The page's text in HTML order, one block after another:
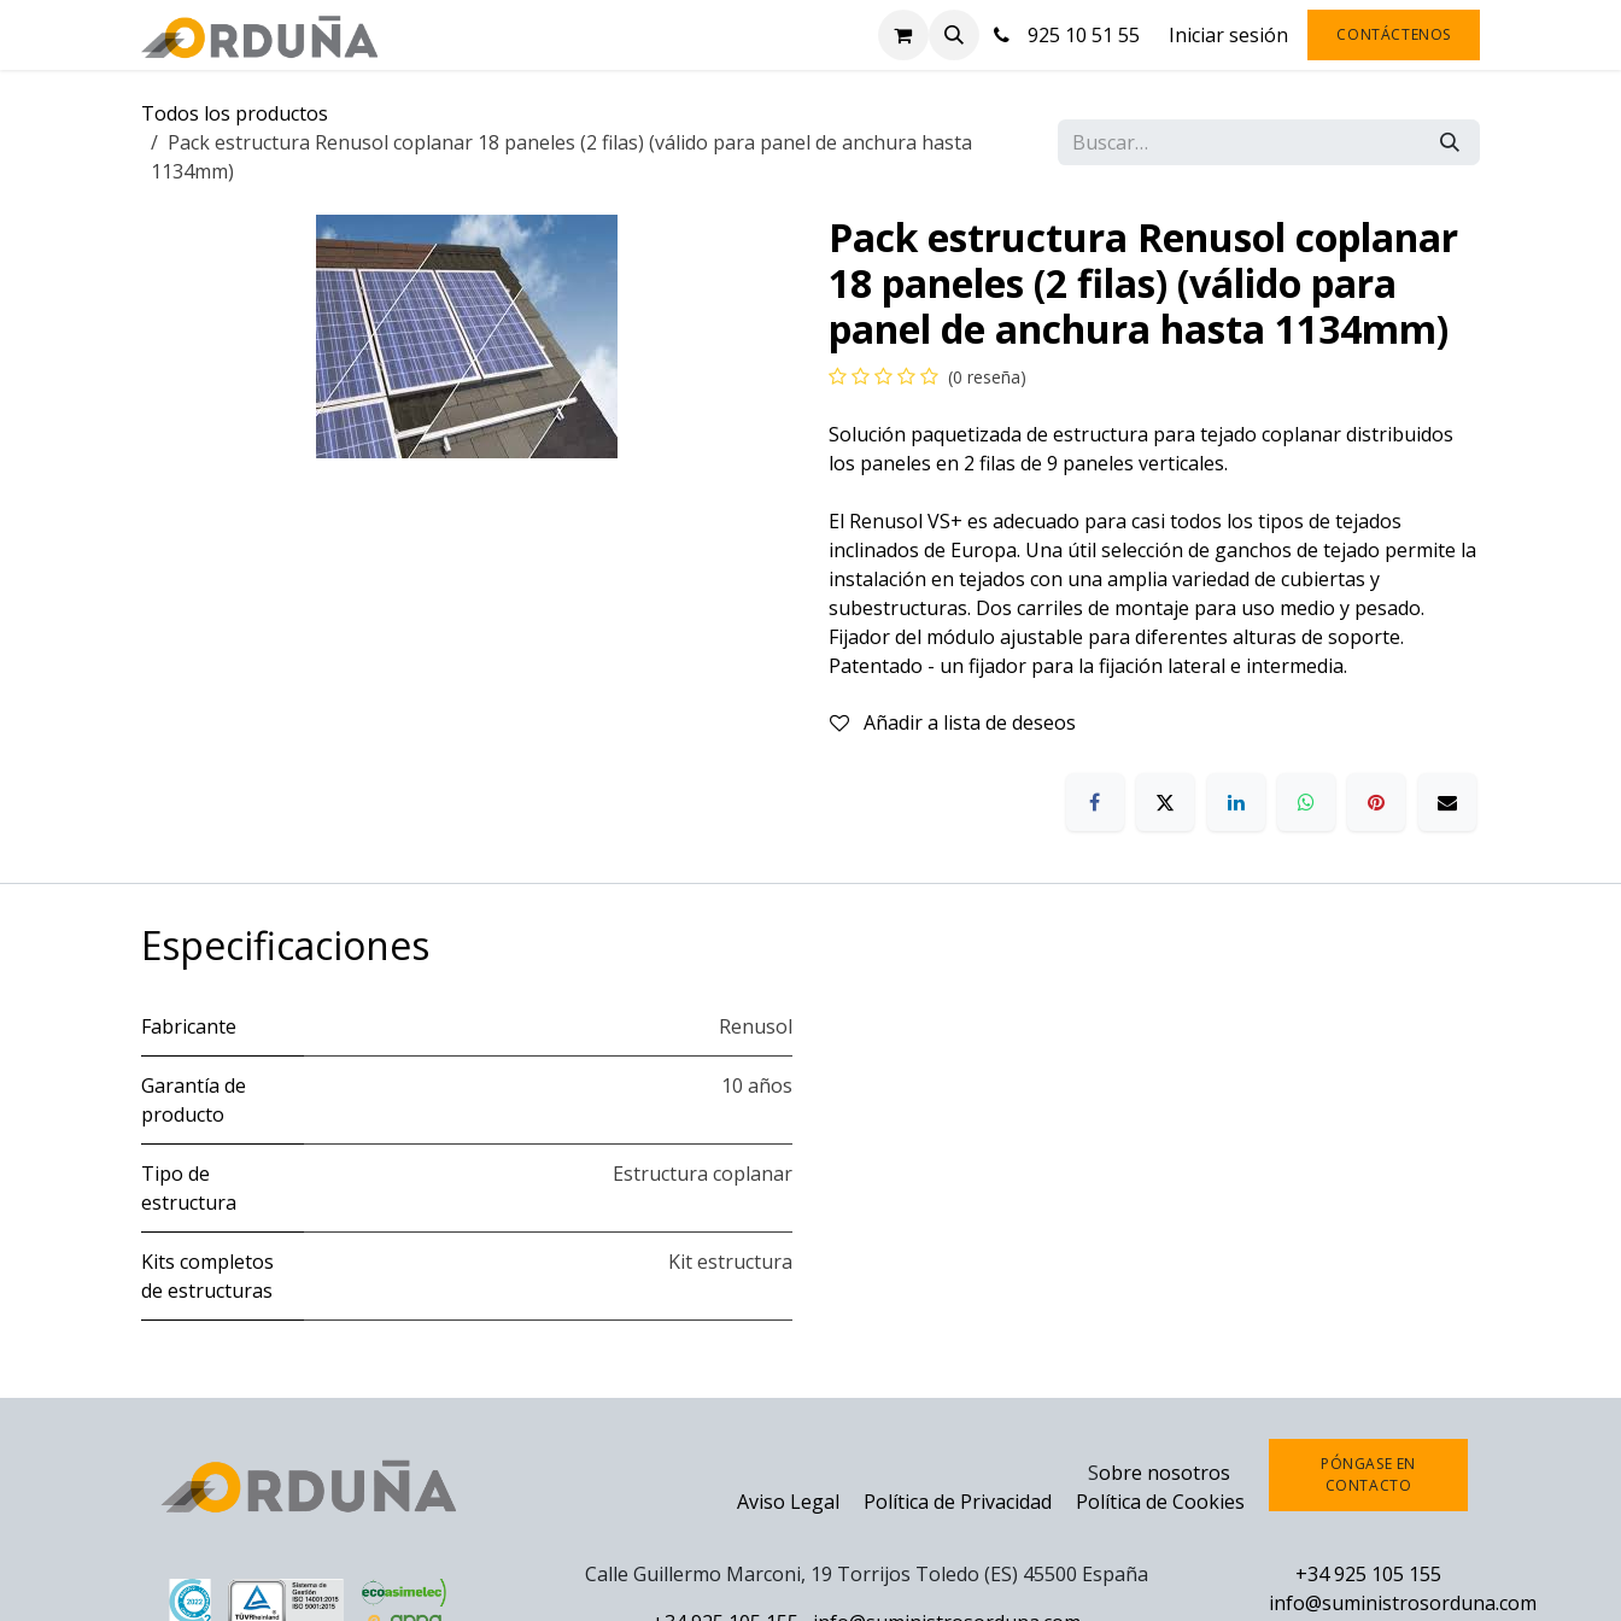
Blog Contacto925 10 51 55 Iniciar sesión CONTÁCTENOS
Todos los productos
Pack estructura Renusol coplanar 18 paneles (2 filas) (válido para panel de anchura hasta
1134mm)
Pack estructura Renusol coplanar
18 paneles (2 filas) (válido para
panel de anchura hasta 1134mm)
(0 reseña)
Solución paquetizada de estructura para tejado coplanar distribuidos
los paneles en 2 filas de 9 paneles verticales.
El Renusol VS+ es adecuado para casi todos los tipos de tejados
inclinados de Europa. Una útil selección de ganchos de tejado permite la
instalación en tejados con una amplia variedad de cubiertas y
subestructuras. Dos carriles de montaje para uso medio y pesado.
Fijador del módulo ajustable para diferentes alturas de soporte.
Patentado - un fijador para la fijación lateral e intermedia.
Añadir a lista de deseos
Especificaciones
Fabricante Renusol
Garantía de
producto
10 años
Tipo de
estructura
Estructura coplanar
Kits completos
de estructuras
Kit estructura
Sobre nosotros
Aviso Legal
Política de Privacidad Política de Cookies
Calle Guillermo Marconi, 19 Torrijos Toledo (ES) 45500 España
PÓNGASE EN
CONTACTO
+34 925 105 155
info@suministrosorduna.com